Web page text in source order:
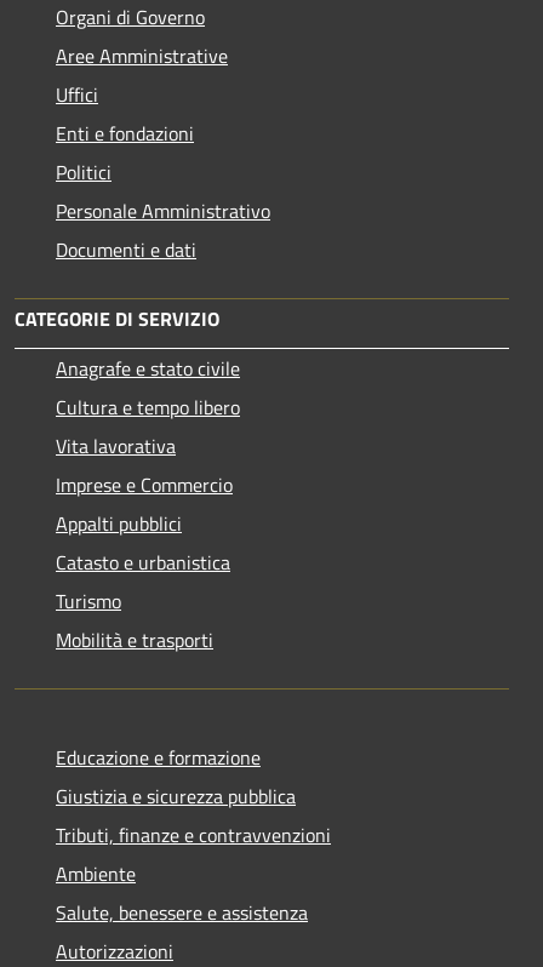
Organi di Governo
Aree Amministrative
Uffici
Enti e fondazioni
Politici
Personale Amministrativo
Documenti e dati
CATEGORIE DI SERVIZIO
Anagrafe e stato civile
Cultura e tempo libero
Vita lavorativa
Imprese e Commercio
Appalti pubblici
Catasto e urbanistica
Turismo
Mobilità e trasporti
Educazione e formazione
Giustizia e sicurezza pubblica
Tributi, finanze e contravvenzioni
Ambiente
Salute, benessere e assistenza
Autorizzazioni